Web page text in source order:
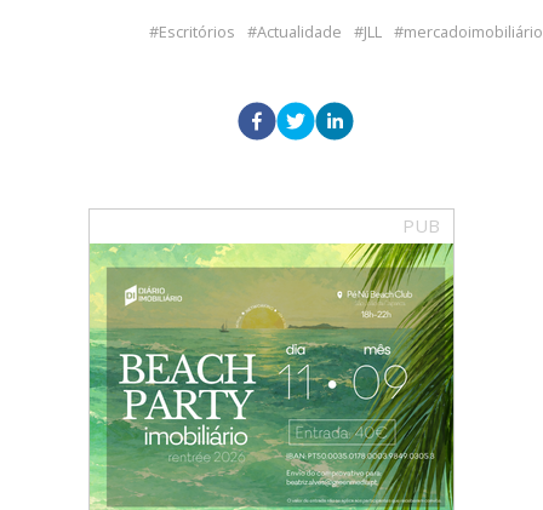
Escritórios Actualidade JLL mercadoimobiliário
PUB